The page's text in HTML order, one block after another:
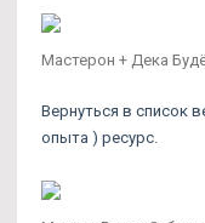
Мастерон + Дека
Вернуться в список
опыта ) ресурс.